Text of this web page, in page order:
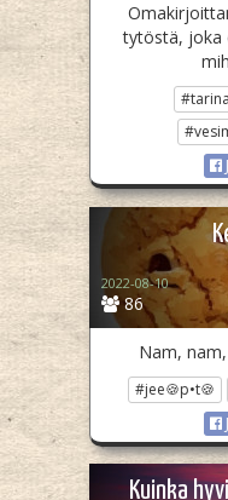
tytöstä, joka
#tarina
86
2022-08-10
Nam,
#jee🍪p•t🍪
Kuinka